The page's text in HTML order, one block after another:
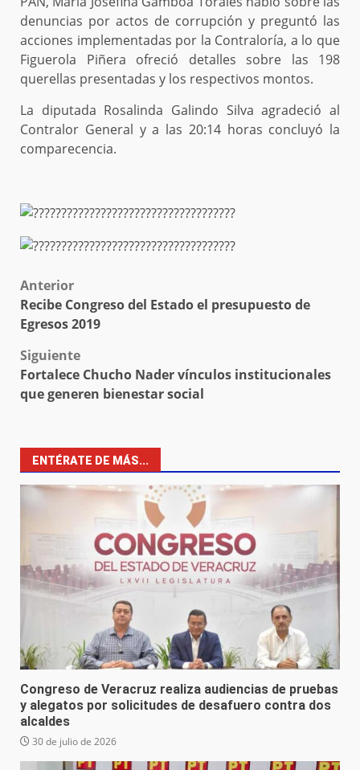
denuncias por actos de corrupción y preguntó las
acciones implementadas por la Contraloría, a lo que
Figuerola Piñera ofreció detalles sobre las 198
querellas presentadas y los respectivos montos.
La diputada Rosalinda Galindo Silva agradeció al
Contralor General y a las 20:14 horas concluyó la
comparecencia.
Post
navigation
Anterior
Recibe Congreso del Estado el presupuesto de
Egresos 2019
Siguiente
Fortalece Chucho Nader vínculos institucionales
que generen bienestar social
ENTÉRATE DE MÁS...
Congreso de Veracruz realiza audiencias de pruebas
y alegatos por solicitudes de desafuero contra dos
alcaldes
30 de julio de 2026